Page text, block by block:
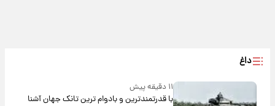
داغ
۱۱ دقیقه پیش
با قدرتمندترین و بادوام ترین تانک جهان آشنا